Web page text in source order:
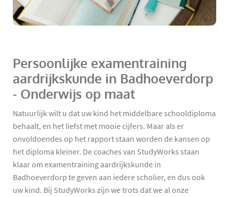
Persoonlijke examentraining
aardrijkskunde in Badhoeverdorp
- Onderwijs op maat
Natuurlijk wilt u dat uw kind het middelbare schooldiploma
behaalt, en het liefst met mooie cijfers. Maar als er
onvoldoendes op het rapport staan worden de kansen op
het diploma kleiner. De coaches van StudyWorks staan
klaar om examentraining aardrijkskunde in
Badhoeverdorp te geven aan iedere scholier, en dus ook
uw kind. Bij StudyWorks zijn we trots dat we al onze